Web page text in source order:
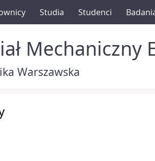
Studia Studenci
Warszawska